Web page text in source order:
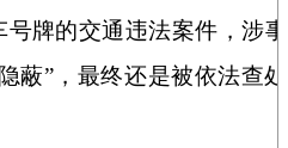
号牌的交通违法案件，涉
蔽”，最终还是被依法查